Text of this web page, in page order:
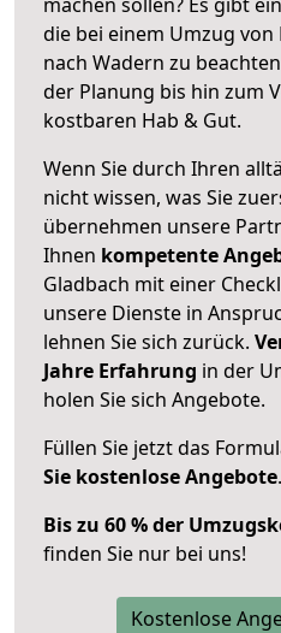
die bei einem Umzug von
nach Wadern zu
der Planung bis hin zum
kostbaren Hab & Gut.
Wenn Sie durch Ihren
nicht wissen, was Sie
übernehmen unsere
Ihnen kompetente
Gladbach mit einer
unsere Dienste in
lehnen Sie sich zurück.
Jahre Erfahrung in der
holen Sie sich Angebote.
Füllen Sie jetzt das
Sie kostenlose Angebote.
Bis zu 60 % der
finden Sie nur bei uns!
Kostenlose